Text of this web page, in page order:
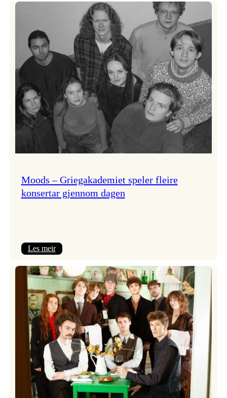
Moods – Griegakademiet speler fleire
konsertar gjennom dagen
Les meir:
–
Griegakademiet
speler
fleire
konsertar
gjennom
dagen